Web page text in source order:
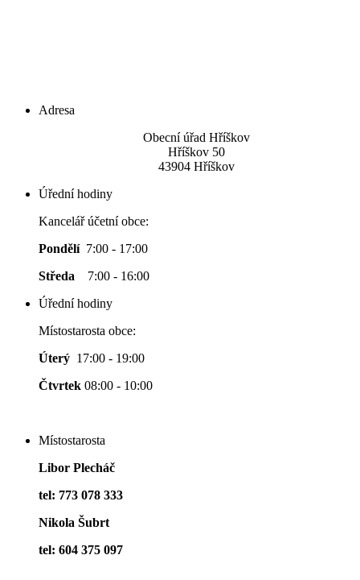
Adresa
Obecní úřad Hříškov
Hříškov 50
43904 Hříškov
Úřední hodiny
Kancelář účetní obce:
Pondělí 7:00 - 17:00
Středa 7:00 - 16:00
Úřední hodiny
Místostarosta obce:
Úterý 17:00 - 19:00
Čtvrtek 08:00 - 10:00
Místostarosta
Libor Plecháč
tel: 773 078 333
Nikola Šubrt
tel: 604 375 097